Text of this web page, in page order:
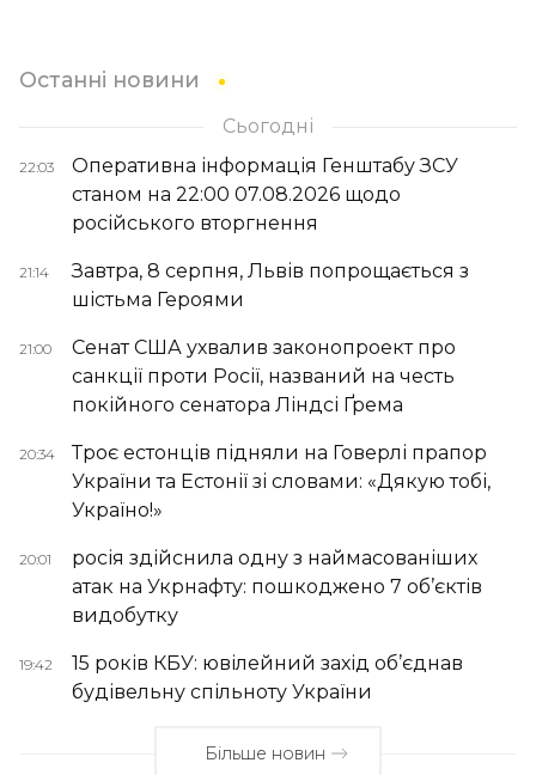
Останні новини
Сьогодні
22:03
Оперативна інформація Генштабу ЗСУ
станом на 22:00 07.08.2026 щодо
російського вторгнення
21:14
Завтра, 8 серпня, Львів попрощається з
шістьма Героями
21:00
Сенат США ухвалив законопроект про
санкції проти Росії, названий на честь
покійного сенатора Ліндсі Ґрема
20:34
Троє естонців підняли на Говерлі прапор
України та Естонії зі словами: «Дякую тобі,
Україно!»
20:01
росія здійснила одну з наймасованіших
атак на Укрнафту: пошкоджено 7 об’єктів
видобутку
19:42
15 років КБУ: ювілейний захід об’єднав
будівельну спільноту України
Більше новин